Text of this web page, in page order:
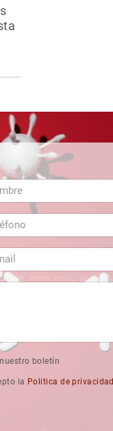
boletín
la Politica de privacidad